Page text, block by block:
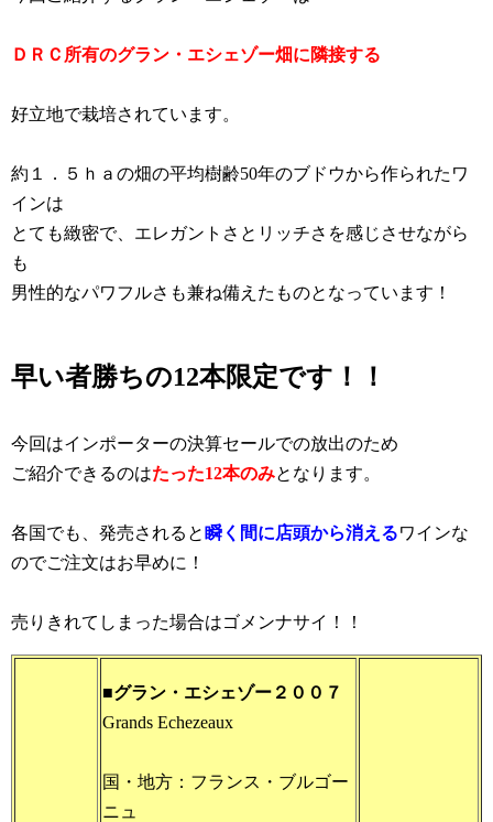
ＤＲＣ所有のグラン・エシェゾー畑に隣接する
好立地で栽培されています。
約１．５ｈａの畑の平均樹齢50年のブドウから作られたワ
インは
とても緻密で、エレガントさとリッチさを感じさせながら
も
男性的なパワフルさも兼ね備えたものとなっています！
早い者勝ちの12本限定です！！
今回はインポーターの決算セールでの放出のため
ご紹介できるのはたった12本のみとなります。
各国でも、発売されると瞬く間に店頭から消えるワインな
のでご注文はお早めに！
売りきれてしまった場合はゴメンナサイ！！
■グラン・エシェゾー２００７
Grands Echezeaux
国・地方：フランス・ブルゴー
ニュ